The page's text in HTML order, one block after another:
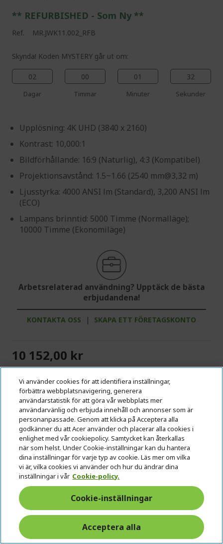
** REFURBISHED - Som Ny **
Ref. MR.JWK11.002_RFB
Skynda! Koden MYSTERY går ut om:
02
Dagar
00
Timmar
01
Minuter
31
Sekunder
Upplösning: 4K UHD (3840 x 2160)
Kontrast: 10,000:1
Bildförhållande: 16:9 (Naturlig), 4:3 (Kompatibel)
Projektionsavstånd: 1.5~1.66 (2540 mm@3,32 m)
Ljusstyrka: 4000 ANSI lm (Standard), 3,200 ANSI lm
(ECO)
Lampans brinntid: 5000 Timme (Normalläge);
10000 Timme (Ekonomiläge)
Arbetsrelaterad användning? Upptäck de bästa
erbjudandena!
KONTAKTA OSS | SKAPA ETT FÖRETAGSKONTO
10 152,00 kr
(LEVERANS 1-4 ARBETSDAGAR)
Antal:
Gå till produkt
Lägg till i kundvagn
Lägg till i Jämför
Vi använder cookies för att identifiera inställningar,
förbättra webbplatsnavigering, generera
användarstatistik för att göra vår webbplats mer
användarvänlig och erbjuda innehåll och annonser som är
personanpassade. Genom att klicka på Acceptera alla
godkänner du att Acer använder och placerar alla cookies i
enlighet med vår cookiepolicy. Samtycket kan återkallas
när som helst. Under Cookie-inställningar kan du hantera
dina inställningar för varje typ av cookie. Läs mer om vilka
vi är, vilka cookies vi använder och hur du ändrar dina
inställningar i vår Cookie-policy.
Cookie-inställningar
Acceptera alla